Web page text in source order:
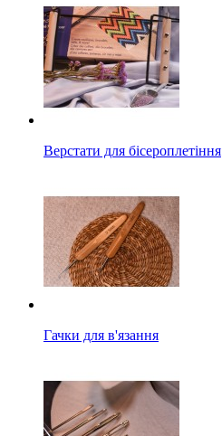
Верстати для бісероплетіння
Гачки для в'язання